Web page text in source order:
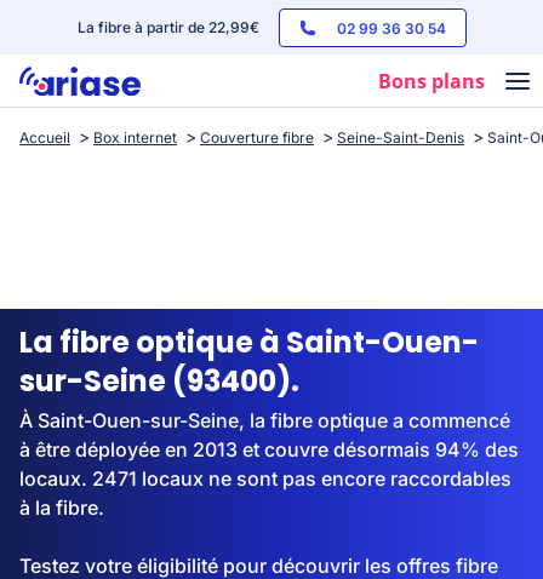
La fibre à partir de 22,99€ 02 99 36 30 54
Bons plans
Box internet
Streaming
Accueil Box internet Couverture fibre Seine-Saint-Denis Saint-
La fibre optique à Saint-Ouen-
sur-Seine (93400).
À Saint-Ouen-sur-Seine, la fibre optique a commencé
à être déployée en 2013 et couvre désormais 94% des
locaux. 2471 locaux ne sont pas encore raccordables
à la fibre.
Testez votre éligibilité pour découvrir les offres fibre